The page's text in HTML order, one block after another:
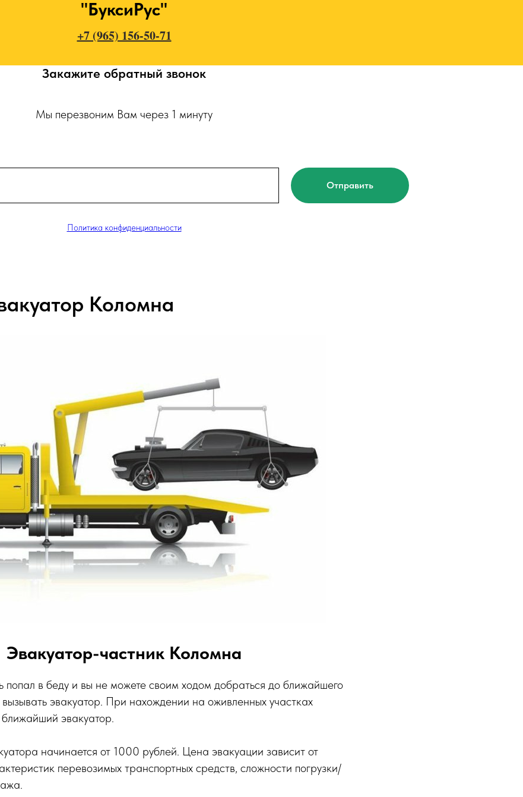
"БуксиРус"
+7 (965) 156-50-71
Закажите обратный звонок
Мы перезвоним Вам через 1 минуту
Отправить
Политика конфиденциальности
Коломна
Эвакуатор-частник Коломна
попал в беду и вы не можете своим ходом добраться до ближайшего
эвакуатор. При нахождении на оживленных участках
эвакуатор.
начинается от 1000 рублей. Цена эвакуации зависит от
перевозимых транспортных средств, сложности погрузки/